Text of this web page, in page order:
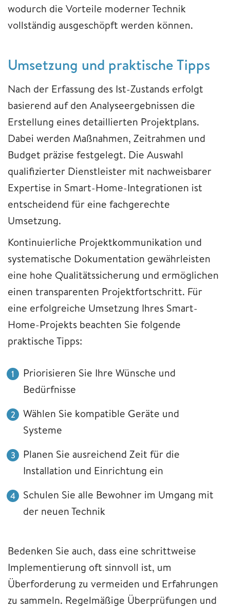
wodurch die Vorteile moderner Technik
vollständig ausgeschöpft werden können.
Umsetzung und praktische Tipps
Nach der Erfassung des Ist-Zustands erfolgt
basierend auf den Analyseergebnissen die
Erstellung eines detaillierten Projektplans.
Dabei werden Maßnahmen, Zeitrahmen und
Budget präzise festgelegt. Die Auswahl
qualifizierter Dienstleister mit nachweisbarer
Expertise in Smart-Home-Integrationen ist
entscheidend für eine fachgerechte
Umsetzung.
Kontinuierliche Projektkommunikation und
systematische Dokumentation gewährleisten
eine hohe Qualitätssicherung und ermöglichen
einen transparenten Projektfortschritt. Für
eine erfolgreiche Umsetzung Ihres Smart-
Home-Projekts beachten Sie folgende
praktische Tipps:
Priorisieren Sie Ihre Wünsche und
Bedürfnisse
Wählen Sie kompatible Geräte und
Systeme
Planen Sie ausreichend Zeit für die
Installation und Einrichtung ein
Schulen Sie alle Bewohner im Umgang mit
der neuen Technik
Bedenken Sie auch, dass eine schrittweise
Implementierung oft sinnvoll ist, um
Überforderung zu vermeiden und Erfahrungen
zu sammeln. Regelmäßige Überprüfungen und